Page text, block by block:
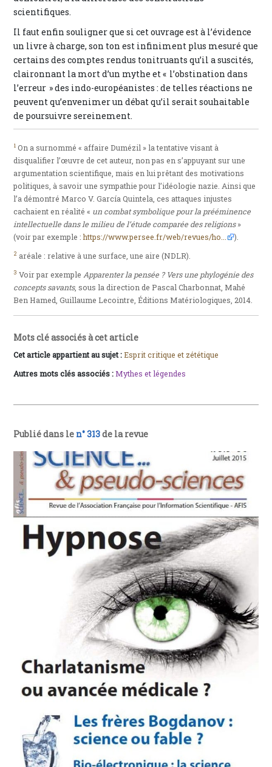
scientifiques.
Il faut enfin souligner que si cet ouvrage est à l’évidence
un livre à charge, son ton est infiniment plus mesuré que
certains des comptes rendus tonitruants qu’il a suscités,
claironnant la mort d’un mythe et « l’obstination dans
l’erreur » des indo-européanistes : de telles réactions ne
peuvent qu’envenimer un débat qu’il serait souhaitable
de poursuivre sereinement.
1 On a surnommé « affaire Dumézil » la tentative visant à
disqualifier l’œuvre de cet auteur, non pas en s’appuyant sur une
argumentation scientifique, mais en lui prêtant des motivations
politiques, à savoir une sympathie pour l’idéologie nazie. Ainsi que
l’a démontré Marco V. García Quintela, ces attaques injustes
cachaient en réalité « un combat symbolique pour la prééminence
intellectuelle dans le milieu de l’étude comparée des religions»
(voir par exemple :https://www.persee.fr/web/revues/ho... ).
2 aréale : relative à une surface, une aire (NDLR).
3 Voir par exemple Apparenter la pensée ? Vers une phylogénie des
concepts savants, sous la direction de Pascal Charbonnat, Mahé
Ben Hamed, Guillaume Lecointre, Éditions Matériologiques, 2014.
Mots clé associés à cet article
Cet article appartient au sujet :Esprit critique et zététique
Autres mots clés associés :Mythes et légendes
Publié dans le n° 313de la revue